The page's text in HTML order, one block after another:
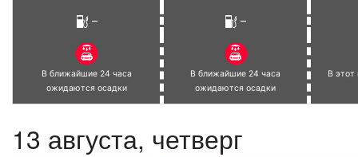
– –
В ближайшие 24 часа
ожидаются осадки
В ближайшие 24 часа
ожидаются осадки
В
13 августа, четверг